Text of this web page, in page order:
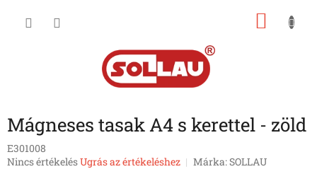
Mágneses tasak A4 s kerettel - zöld
E301008
A
Nincs értékelésUgrás az értékeléshez Márka:SOLLAU